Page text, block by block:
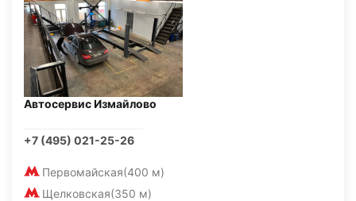
Автосервис Измайлово
+7 (495) 021-25-26
Первомайская(400 м)
Щелковская(350 м)